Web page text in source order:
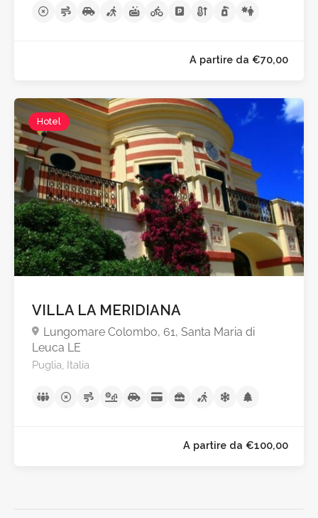
A partire da
Hotel
VILLA LA MERIDIANA
Lungomare Colombo, 61, Santa Maria di
Leuca LE
Puglia, Italia